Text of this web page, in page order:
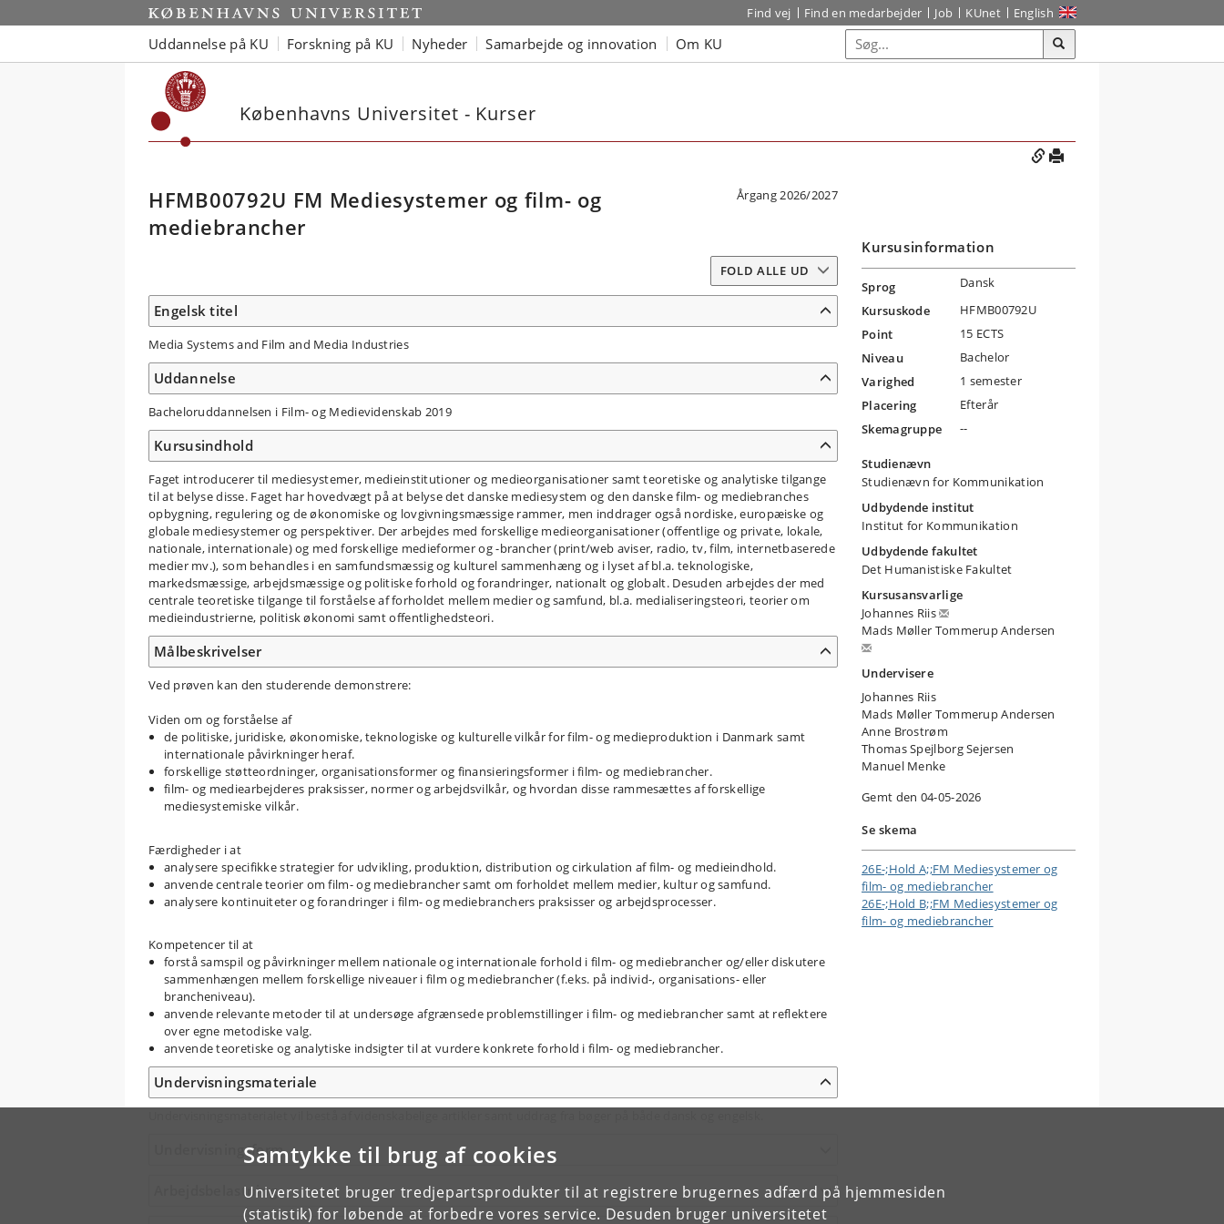
Samtykke til brug af cookies
Universitetet bruger tredjepartsprodukter til at registrere brugernes adfærd på hjemmesiden
(statistik) for løbende at forbedre vores service. Desuden bruger universitetet
Find vej Find en medarbejder Job KUnet English
Uddannelse på KU Forskning på KU Nyheder Samarbejde og innovation Om KU
Københavns Universitet - Kurser
HFMB00792U FM Mediesystemer og film- og
mediebrancher
Årgang 2026/2027
FOLD ALLE UD
Engelsk titel
Media Systems and Film and Media Industries
Uddannelse
Bacheloruddannelsen i Film- og Medievidenskab 2019
Kursusindhold
Faget introducerer til mediesystemer, medieinstitutioner og medieorganisationer samt teoretiske og analytiske tilgange
til at belyse disse. Faget har hovedvægt på at belyse det danske mediesystem og den danske film- og mediebranches
opbygning, regulering og de økonomiske og lovgivningsmæssige rammer, men inddrager også nordiske, europæiske og
globale mediesystemer og perspektiver. Der arbejdes med forskellige medieorganisationer (offentlige og private, lokale,
nationale, internationale) og med forskellige medieformer og -brancher (print/web aviser, radio, tv, film, internetbaserede
medier mv.), som behandles i en samfundsmæssig og kulturel sammenhæng og i lyset af bl.a. teknologiske,
markedsmæssige, arbejdsmæssige og politiske forhold og forandringer, nationalt og globalt. Desuden arbejdes der med
centrale teoretiske tilgange til forståelse af forholdet mellem medier og samfund, bl.a. medialiseringsteori, teorier om
medieindustrierne, politisk økonomi samt offentlighedsteori.
Målbeskrivelser
Ved prøven kan den studerende demonstrere:
Viden om og forståelse af
de politiske, juridiske, økonomiske, teknologiske og kulturelle vilkår for film- og medieproduktion i Danmark samt
internationale påvirkninger heraf.
forskellige støtteordninger, organisationsformer og finansieringsformer i film- og mediebrancher.
film- og mediearbejderes praksisser, normer og arbejdsvilkår, og hvordan disse rammesættes af forskellige
mediesystemiske vilkår.
Færdigheder i at
analysere specifikke strategier for udvikling, produktion, distribution og cirkulation af film- og medieindhold.
anvende centrale teorier om film- og mediebrancher samt om forholdet mellem medier, kultur og samfund.
analysere kontinuiteter og forandringer i film- og mediebranchers praksisser og arbejdsprocesser.
Kompetencer til at
forstå samspil og påvirkninger mellem nationale og internationale forhold i film- og mediebrancher og/eller diskutere
sammenhængen mellem forskellige niveauer i film og mediebrancher (f.eks. på individ-, organisations- eller
brancheniveau).
anvende relevante metoder til at undersøge afgrænsede problemstillinger i film- og mediebrancher samt at reflektere
over egne metodiske valg.
anvende teoretiske og analytiske indsigter til at vurdere konkrete forhold i film- og mediebrancher.
Undervisningsmateriale
Undervisningsform
Arbejdsbelastning
Kursusinformation
Sprog
Dansk
Kursuskode
HFMB00792U
Point
15 ECTS
Niveau
Bachelor
Varighed
1 semester
Placering
Efterår
Skemagruppe
--
Studienævn
Studienævn for Kommunikation
Udbydende institut
Institut for Kommunikation
Udbydende fakultet
Det Humanistiske Fakultet
Kursusansvarlige
Johannes Riis
Mads Møller Tommerup Andersen
Undervisere
Johannes Riis
Mads Møller Tommerup Andersen
Anne Brostrøm
Thomas Spejlborg Sejersen
Manuel Menke
Gemt den 04-05-2026
Se skema
26E-;Hold A;;FM Mediesystemer og
film- og mediebrancher
26E-;Hold B;;FM Mediesystemer og
film- og mediebrancher